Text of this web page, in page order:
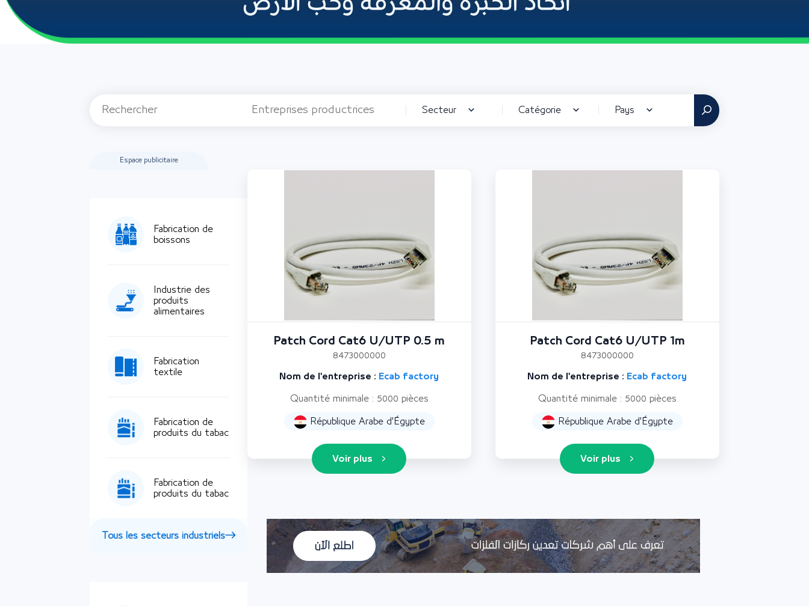
Secteur Catégorie Pays
Espace publicitaire
Fabrication de
boissons
Industrie des
produits
alimentaires
Fabrication
textile
Fabrication de
produits du tabac
Fabrication de
produits du tabac
Tous les secteurs industriels
Patch Cord Cat6 U/UTP 0.5 m
8473000000
Nom de l'entreprise : Ecab factory
Quantité minimale : 5000 pièces
République Arabe d'Égypte
Voir plus
Patch Cord Cat6 U/UTP 1m
8473000000
Nom de l'entreprise : Ecab factory
Quantité minimale : 5000 pièces
République Arabe d'Égypte
Voir plus